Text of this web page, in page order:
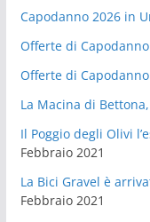
Capodanno 2026 in
Offerte di
Offerte di
La Macina di
Il Poggio degli Olivi
Febbraio 2021
La Bici Gravel è
Febbraio 2021